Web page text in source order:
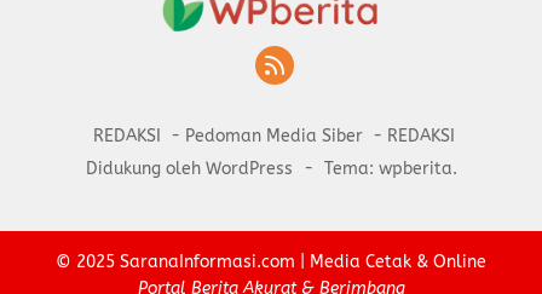
REDAKSI Pedoman Media Siber
REDAKSI
Didukung oleh WordPress
- Tema: wpberita.
© 2025 SaranaInformasi.com | Media Cetak & Online
Portal Berita Akurat & Berimbang